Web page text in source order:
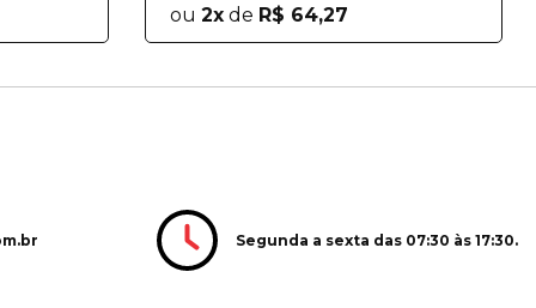
ou 2x de R$ 64,27
Segunda a sexta das 07:30 às 17:30.